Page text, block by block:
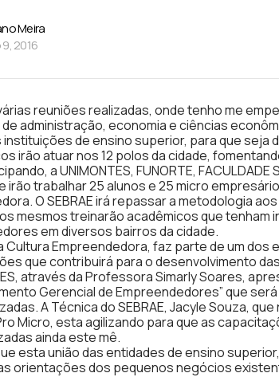
Meira
2016
reuniões realizadas, onde tenho me
administração, economia e ciências
instituições de ensino superior, para que
irão atuar nos 12 polos da cidade,
a UNIMONTES, FUNORTE, FACULDADE
irão trabalhar 25 alunos e 25 micro
O SEBRAE irá repassar a metodologia
mesmos treinarão acadêmicos que
em diversos bairros da cidade.
Cultura Empreendedora, faz parte de um dos
que contribuirá para o desenvolvimento
através da Professora Simarly Soares,
Gerencial de Empreendedores” que
A Técnica do SEBRAE, Jacyle Souza,
Micro, esta agilizando para que as
ainda este mê.
esta união das entidades de ensino
orientações dos pequenos negócios